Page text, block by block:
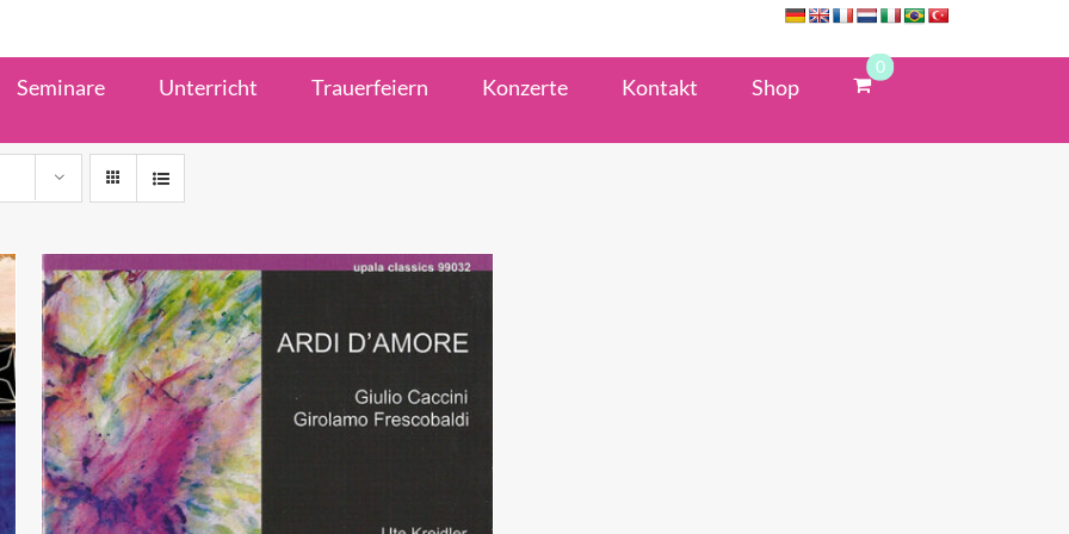
Seminare Unterricht Trauerfeiern Konzerte Kontakt Shop
0
IN DEN WARENKORB